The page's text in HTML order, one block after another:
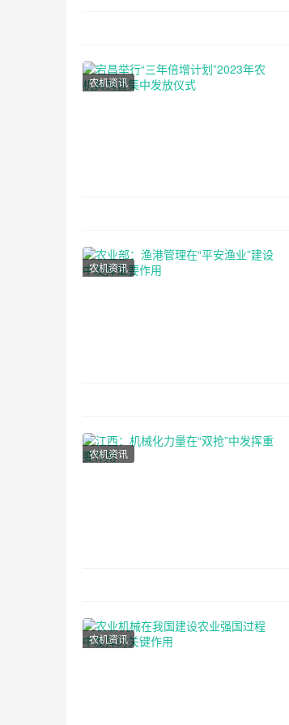
农机资讯
农机资讯
农机资讯
农机资讯